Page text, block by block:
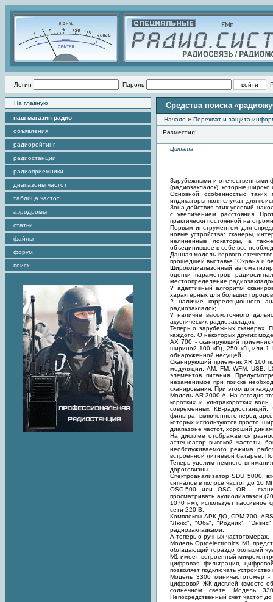
Логин Пароль
На главную
наш магазин радио
объявления
радиорейтинг
радиостанции
радиоприемники
диапазоны частот
таблица частот
аэродромы
статьи
файлы
форум
поиск
Средства поиска
Начало » Перехват и защита
Разместил:
Цитата
Зарубежными и отечественными
(радиозакладок), которые широко
Основной особенностью таких
индикаторы поля служат для
Зона действия этих условий
с увеличением расстояния.
практически постоянной на
Первым инструментом для
новые устройства: сканеры,
нелинейные локаторы, а
объединившее в себе все
Данная модель первого
прошедшей выставке "Охрана и
Широкодиапазонный
оценки параметров
местоопределение
? адаптивный алгоритм
характерных для больших
? наличие корреляционного
радиозакладок;
? наличие высокоточного
акустических радиозакладок.
Теперь о зарубежных сканерах.
каждого. О некоторых других
AX 700 - сканирующий приемник
шириной 100 кГц, 250 кГц или 1
обнаруженной несущей.
Сканирующий приемник XR 100
модуляции: AM, FM, WFM, USB,
элементов питания.
незаменимое при поиске
сканирования. При этом для
Модель AR 3000 A. На сегодня
коротких и ультракоротких
современных КВ-радиостанций.
фильтра, включенного перед
которых используются просто
диапазоне частот, хороший
На дисплее отображается
аттенюатор высокой частоты,
необслуживаемого режима
встроенной литиевой батарее.
Теперь уделим немного
дороговизны.
Спектроанализатор SDU 5000,
сигналов в полосе частот до 10
OSC-500 или OSC OR -
просматривать аудиодиапазон
1070 нм), использует пассивное
сети 220 В.
Комплексы АРК-ДО, CPM-700,
"Люкс", "Обь", "Родник", "Энвис"
радиозакладками.
А теперь о ручных частотомерах.
Модель Optoelectronics М1
обладающий гораздо большей
М1 имеет встроенный
цифровая фильтрация,
позволяет подключать
Модель 3300 миничастотомер -
цифровой ЖК-дисплей (вместо
солнечном свете. Модель
Непосредственный счет частот